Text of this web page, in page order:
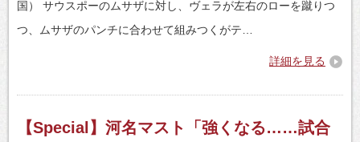
国） サウスポーのムサザに対し、ヴェラが左右のローを蹴りつ
つ、ムサザのパンチに合わせて組みつくがテ…
詳細を見る
【Special】河名マスト「強くなる……試合